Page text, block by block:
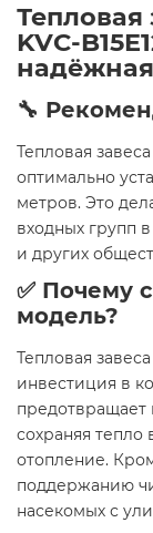
Тепловая
KVС-
🔧
Тепловая завеса
оптимально
метров. Это
входных групп
и других
✅ Почему
модель?
Тепловая
инвестиция в
предотвращает
сохраняя
отопление.
поддержанию
насекомых с